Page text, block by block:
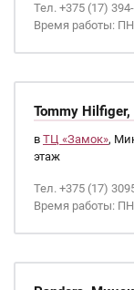
Тел. +375 (17)
Время работы:
Tommy
в ТЦ «Замок»,
этаж
Тел. +375 (17)
Время работы: